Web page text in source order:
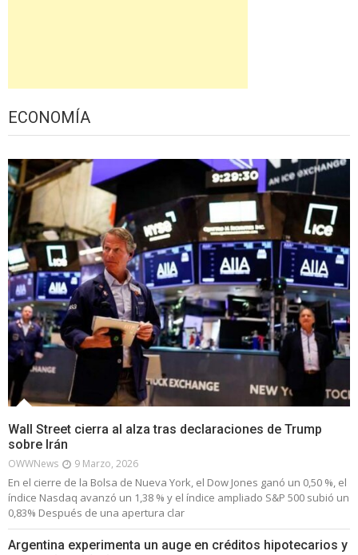
ECONOMÍA
Wall Street cierra al alza tras declaraciones de Trump
sobre Irán
OWWNews 9 Marzo, 2026
En el cierre de la Bolsa de Nueva York, el Dow Jones ganó un 0,50 %, el
índice Nasdaq avanzó un 1,38 % y el índice ampliado S&P 500 subió un
0,83% Después de una apertura clar
Argentina experimenta un auge en créditos hipotecarios y